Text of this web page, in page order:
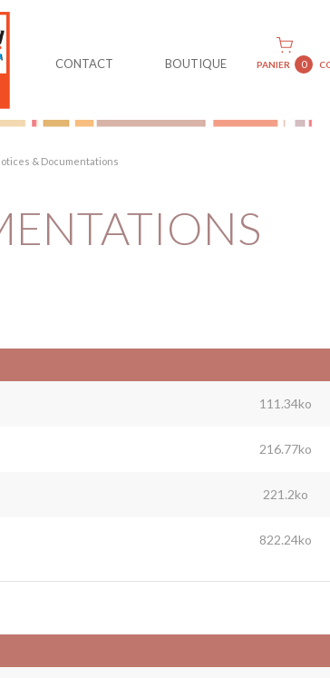
CONTACT BOUTIQUE PANIER 0
& Documentations
111.34ko
216.77ko
221.2ko
822.24ko